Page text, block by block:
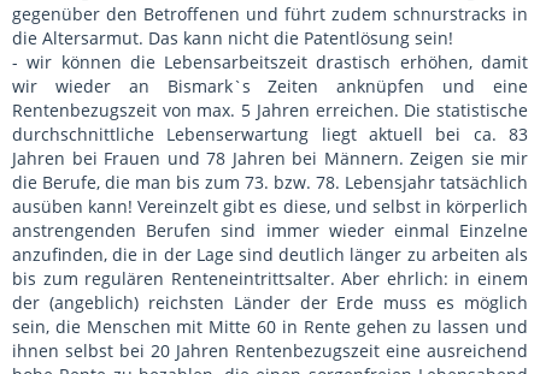
gegenüber den Betroffenen und führt zudem schnurstracks in
die Altersarmut. Das kann nicht die Patentlösung sein!
- wir können die Lebensarbeitszeit drastisch erhöhen, damit
wir wieder an Bismark`s Zeiten anknüpfen und eine
Rentenbezugszeit von max. 5 Jahren erreichen. Die statistische
durchschnittliche Lebenserwartung liegt aktuell bei ca. 83
Jahren bei Frauen und 78 Jahren bei Männern. Zeigen sie mir
die Berufe, die man bis zum 73. bzw. 78. Lebensjahr tatsächlich
ausüben kann! Vereinzelt gibt es diese, und selbst in körperlich
anstrengenden Berufen sind immer wieder einmal Einzelne
anzufinden, die in der Lage sind deutlich länger zu arbeiten als
bis zum regulären Renteneintrittsalter. Aber ehrlich: in einem
der (angeblich) reichsten Länder der Erde muss es möglich
sein, die Menschen mit Mitte 60 in Rente gehen zu lassen und
ihnen selbst bei 20 Jahren Rentenbezugszeit eine ausreichend